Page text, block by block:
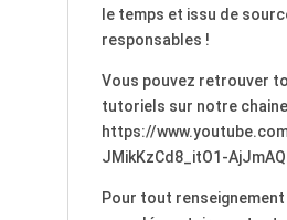
le temps et issu de
responsables !
Vous pouvez retrouver
tutoriels sur notre
https://
JMikKzCd8_itO1-AjJmAQ
Pour tout renseignement